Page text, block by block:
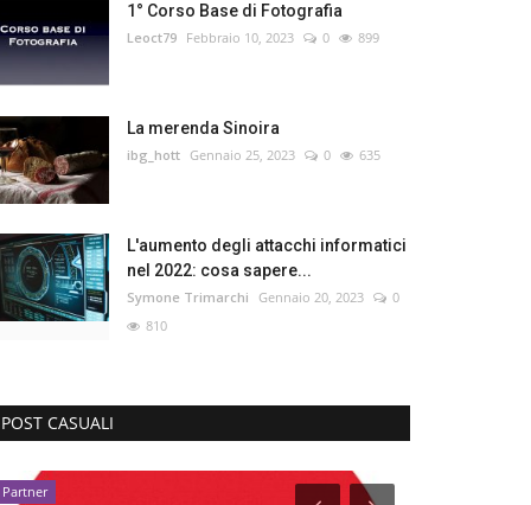
1° Corso Base di Fotografia
Leoct79 Febbraio 10, 2023 0 899
La merenda Sinoira
ibg_hott Gennaio 25, 2023 0 635
L'aumento degli attacchi informatici
nel 2022: cosa sapere...
Symone Trimarchi Gennaio 20, 2023
0
810
POST CASUALI
Partner